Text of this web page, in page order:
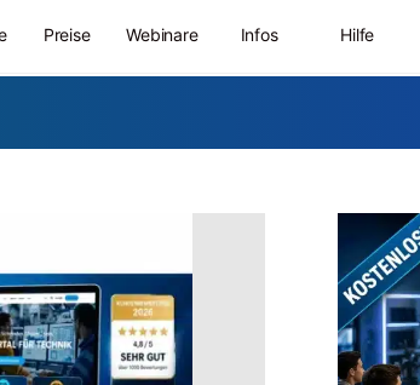
Preise Webinare Infos Hilfe